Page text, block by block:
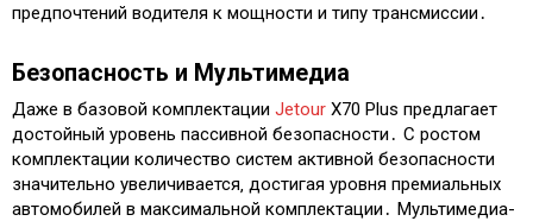
предпочтений водителя к мощности и типу трансмиссии․
Безопасность и Мультимедиа
Даже в базовой комплектации Jetour X70 Plus предлагает
достойный уровень пассивной безопасности․ С ростом
комплектации количество систем активной безопасности
значительно увеличивается‚ достигая уровня премиальных
автомобилей в максимальной комплектации․ Мультимедиа-